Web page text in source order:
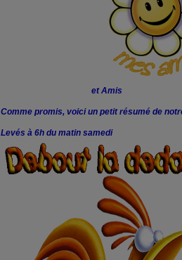
et Amis
Comme promis, voici un petit résumé de
Levés à 6h du matin samedi